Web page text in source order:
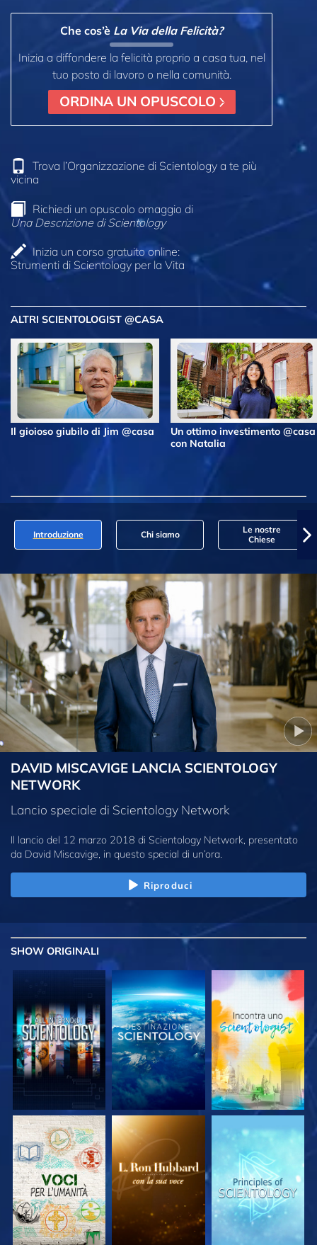
Che cos’è La Via della Felicità?
Inizia a diffondere la felicità proprio a casa tua, nel
tuo posto di lavoro o nella comunità.
ORDINA UN OPUSCOLO
Trova l’Organizzazione di Scientology a te più
vicina
Richiedi un opuscolo omaggio di
Una Descrizione di Scientology
Inizia un corso gratuito online:
Strumenti di Scientology per la Vita
ALTRI SCIENTOLOGIST @CASA
Il gioioso giubilo di Jim @casa
Un ottimo investimento @casa
con Natalia
Introduzione Chi siamo
Le nostre
Chiese
DAVID MISCAVIGE LANCIA SCIENTOLOGY
NETWORK
Lancio speciale di Scientology Network
Il lancio del 12 marzo 2018 di Scientology Network, presentato
da David Miscavige, in questo special di un’ora.
Riproduci
SHOW ORIGINALI
ESPLORA LE
SERIE
ESPLORA LE
SERIE
ESPLORA LE
SERIE